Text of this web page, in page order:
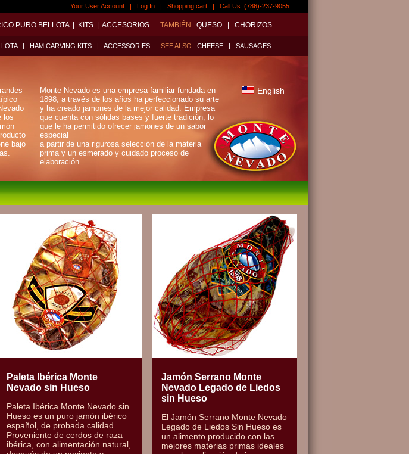
Your User Account | Log In | Shopping cart | Call Us: (786)-237-9055
PURO BELLOTA KITS ACCESORIOS TAMBIÉN QUESO CHORIZOS
| HAM CARVING KITS | ACCESSORIES SEE ALSO CHEESE | SAUSAGES
los
bajo
Monte Nevado es una empresa familiar fundada en
1898, a través de los años ha perfeccionado su arte
y ha creado jamones de la mejor calidad. Empresa
que cuenta con sólidas bases y fuerte tradición, lo
que le ha permitido ofrecer jamones de un sabor
especial
a partir de una rigurosa selección de la materia
prima y un esmerado y cuidado proceso de
elaboración.
English
Paleta Ibérica Monte
Nevado sin Hueso
Paleta Ibérica Monte Nevado sin
Hueso es un puro jamón ibérico
español, de probada calidad.
Proveniente de cerdos de raza
ibérica, con alimentación natural,
Jamón Serrano Monte
Nevado Legado de Liedos
sin Hueso
El Jamón Serrano Monte Nevado
Legado de Liedos Sin Hueso es
un alimento producido con las
mejores materias primas ideales